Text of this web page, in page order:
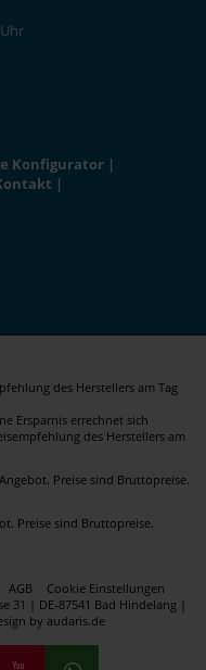
Konfigurator |
|
des Herstellers am Tag
Ersparnis errechnet sich
des Herstellers am
Preise sind Bruttopreise.
Preise sind Bruttopreise.
AGB
Cookie Einstellungen
31 | DE-87541 Bad Hindelang |
by audaris.de